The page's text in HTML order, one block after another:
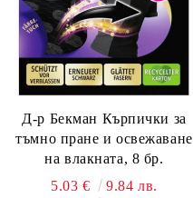
Д-р Бекман Кърпички за
тъмно пране и освежаване
на влакната, 8 бр.
5.03 € 9.84 лв.